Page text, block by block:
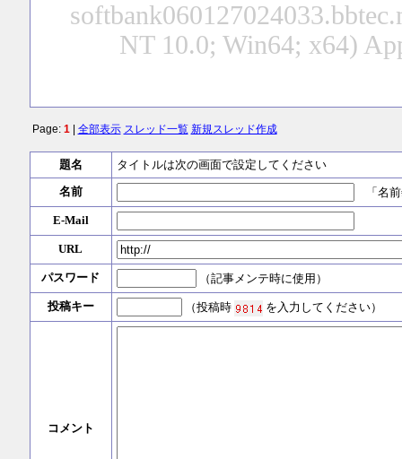
NT 10.0; Win64; x64)
Page: 1| 全部表示 スレッド一覧 新規スレッド作成
題名
タイトルは次の画面で設定してください
名前
「名前
E-Mail
URL
パスワード （記事メンテ時に使用）
投稿キー （投稿時 を入力してください）
コメント